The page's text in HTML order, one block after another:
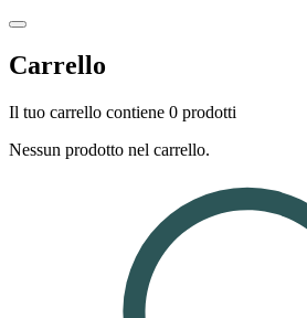
Carrello
Il tuo carrello contiene 0 prodotti
Nessun prodotto nel carrello.